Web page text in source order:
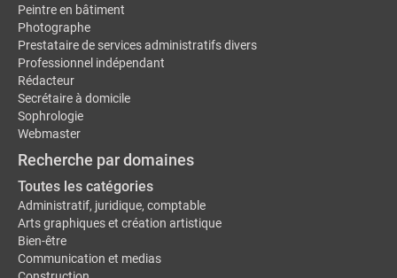
Peintre en bâtiment
Photographe
Prestataire de services administratifs divers
Professionnel indépendant
Rédacteur
Secrétaire à domicile
Sophrologie
Webmaster
Recherche par domaines
Toutes les catégories
Administratif, juridique, comptable
Arts graphiques et création artistique
Bien-être
Communication et medias